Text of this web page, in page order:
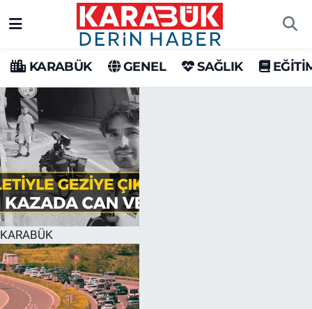
KARABÜK GENEL SAĞLIK
KARABÜK
Karabük Hava Durumu
Karabük Trafik Yoğunluk Haritası
Süper Lig Puan Durumu ve Fikstür
Tüm Manşetler
Son Dakika Haberleri
Haber Arşivi